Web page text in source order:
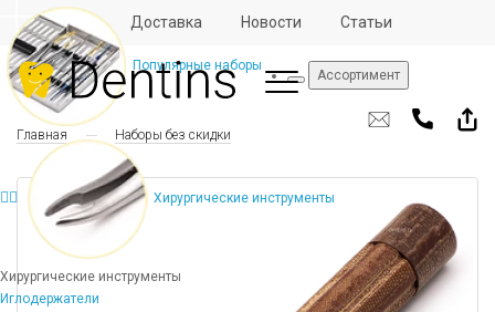
Отзывы Доставка Новости Статьи
Ассортимент
Популярные наборы
Хирургические инструменты
Хирургические инструменты
Иглодержатели
Главная Наборы без скидки